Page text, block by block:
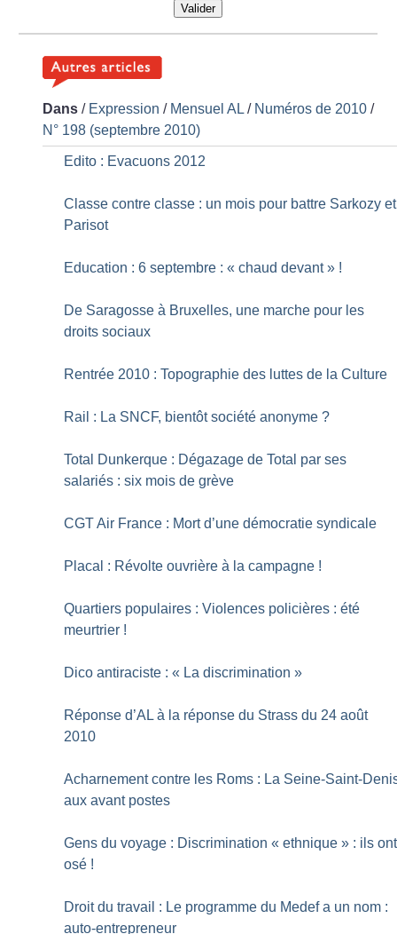
Valider
Dans / Expression / Mensuel AL / Numéros de 2010 /
N° 198 (septembre 2010)
Edito : Evacuons 2012
Classe contre classe : un mois pour battre Sarkozy et
Parisot
Education : 6 septembre : « chaud devant » !
De Saragosse à Bruxelles, une marche pour les
droits sociaux
Rentrée 2010 : Topographie des luttes de la Culture
Rail : La SNCF, bientôt société anonyme ?
Total Dunkerque : Dégazage de Total par ses
salariés : six mois de grève
CGT Air France : Mort d’une démocratie syndicale
Placal : Révolte ouvrière à la campagne !
Quartiers populaires : Violences policières : été
meurtrier !
Dico antiraciste : « La discrimination »
Réponse d’AL à la réponse du Strass du 24 août
2010
Acharnement contre les Roms : La Seine-Saint-
aux avant postes
Gens du voyage : Discrimination « ethnique » : ils ont
osé !
Droit du travail : Le programme du Medef a un nom :
auto-entrepreneur